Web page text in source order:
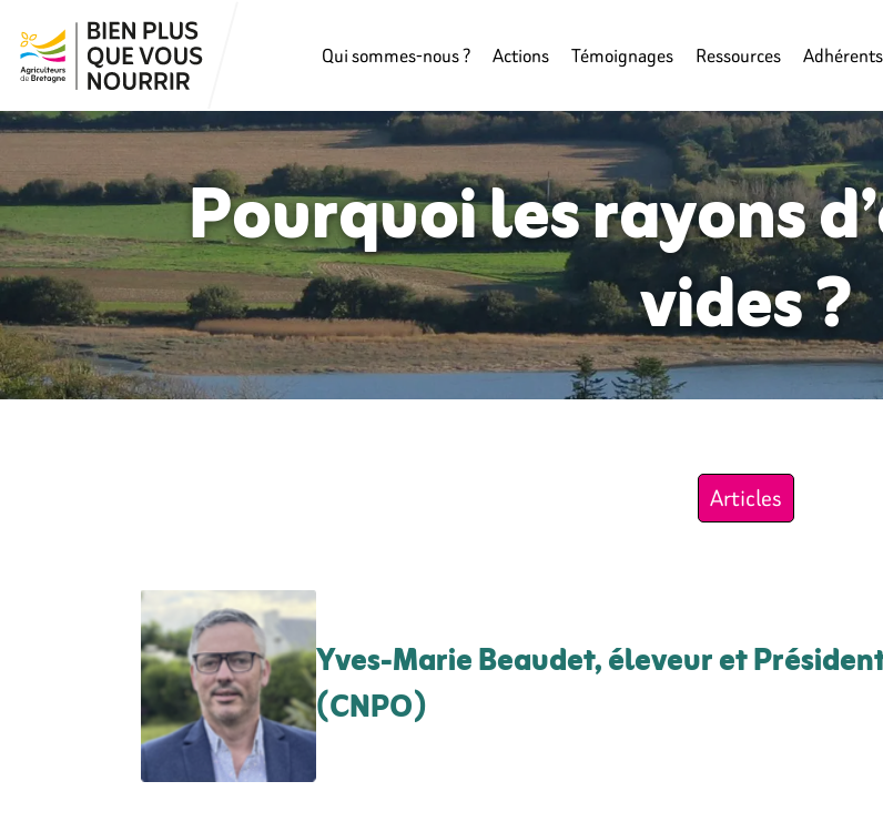
Qui sommes-nous ? Actions Témoignages Ressources Adhérents
Pourquoi les rayons
vides ?
Articles
Yves-Marie Beaudet, éleveur et
(CNPO)